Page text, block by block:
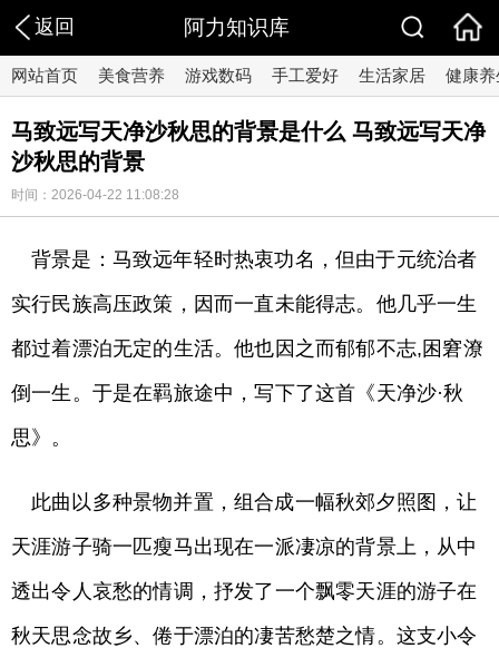
返回 阿力知识库
网站首页 美食营养 游戏数码 手工爱好 生活家居 健康养
马致远写天净沙秋思的背景是什么 马致远写天净
沙秋思的背景
时间：2026-04-22 11:08:28
背景是：马致远年轻时热衷功名，但由于元统治者
实行民族高压政策，因而一直未能得志。他几乎一生
都过着漂泊无定的生活。他也因之而郁郁不志,困窘潦
倒一生。于是在羁旅途中，写下了这首《天净沙·秋
思》。
此曲以多种景物并置，组合成一幅秋郊夕照图，让
天涯游子骑一匹瘦马出现在一派凄凉的背景上，从中
透出令人哀愁的情调，抒发了一个飘零天涯的游子在
秋天思念故乡、倦于漂泊的凄苦愁楚之情。这支小令